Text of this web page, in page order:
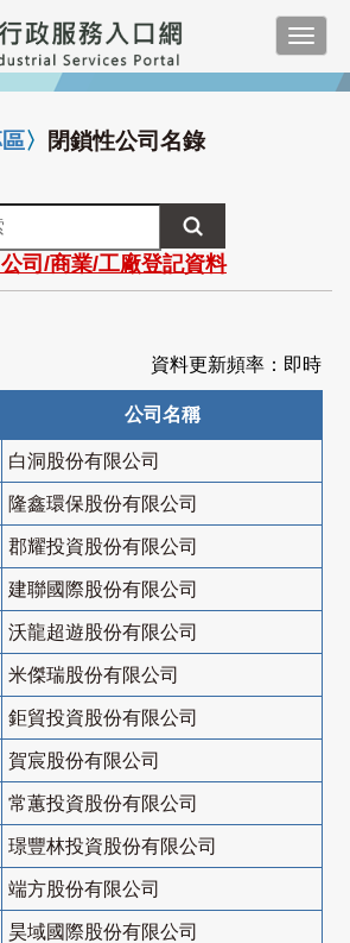
〉 閉鎖性公司名錄
公司/商業/工廠登記資料
資料更新頻率：即時
公司名稱
白洞股份有限公司
隆鑫環保股份有限公司
郡耀投資股份有限公司
建聯國際股份有限公司
沃龍超遊股份有限公司
米傑瑞股份有限公司
鉅貿投資股份有限公司
賀宸股份有限公司
常蕙投資股份有限公司
璟豐林投資股份有限公司
端方股份有限公司
昊域國際股份有限公司